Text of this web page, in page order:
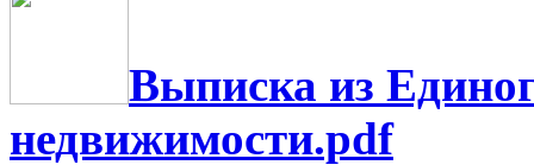
Выписка из
недвижимости.pdf